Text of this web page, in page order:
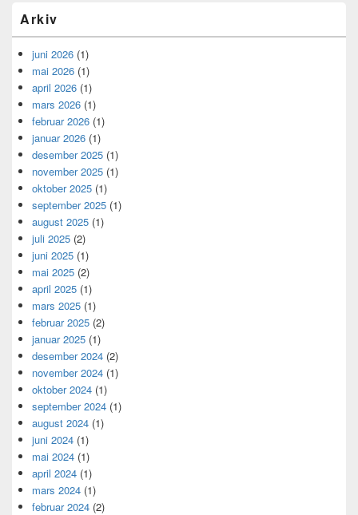
Arkiv
juni 2026 (1)
mai 2026 (1)
april 2026 (1)
mars 2026 (1)
februar 2026 (1)
januar 2026 (1)
desember 2025 (1)
november 2025 (1)
oktober 2025 (1)
september 2025 (1)
august 2025 (1)
juli 2025 (2)
juni 2025 (1)
mai 2025 (2)
april 2025 (1)
mars 2025 (1)
februar 2025 (2)
januar 2025 (1)
desember 2024 (2)
november 2024 (1)
oktober 2024 (1)
september 2024 (1)
august 2024 (1)
juni 2024 (1)
mai 2024 (1)
april 2024 (1)
mars 2024 (1)
februar 2024 (2)